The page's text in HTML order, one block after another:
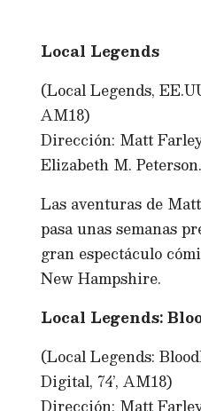
Local Legends
(Local Legends,
AM18)
Dirección: Matt
Elizabeth M. Peterson.
Las aventuras de
pasa unas semanas
gran espectáculo
New Hampshire.
Local Legends:
(Local Legends:
Digital, 74’, AM18)
Dirección: Matt